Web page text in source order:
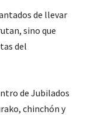
de llevar
sino que
del
de Jubilados
chinchón y